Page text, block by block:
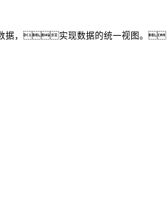
数据，实现数据的统一视图。